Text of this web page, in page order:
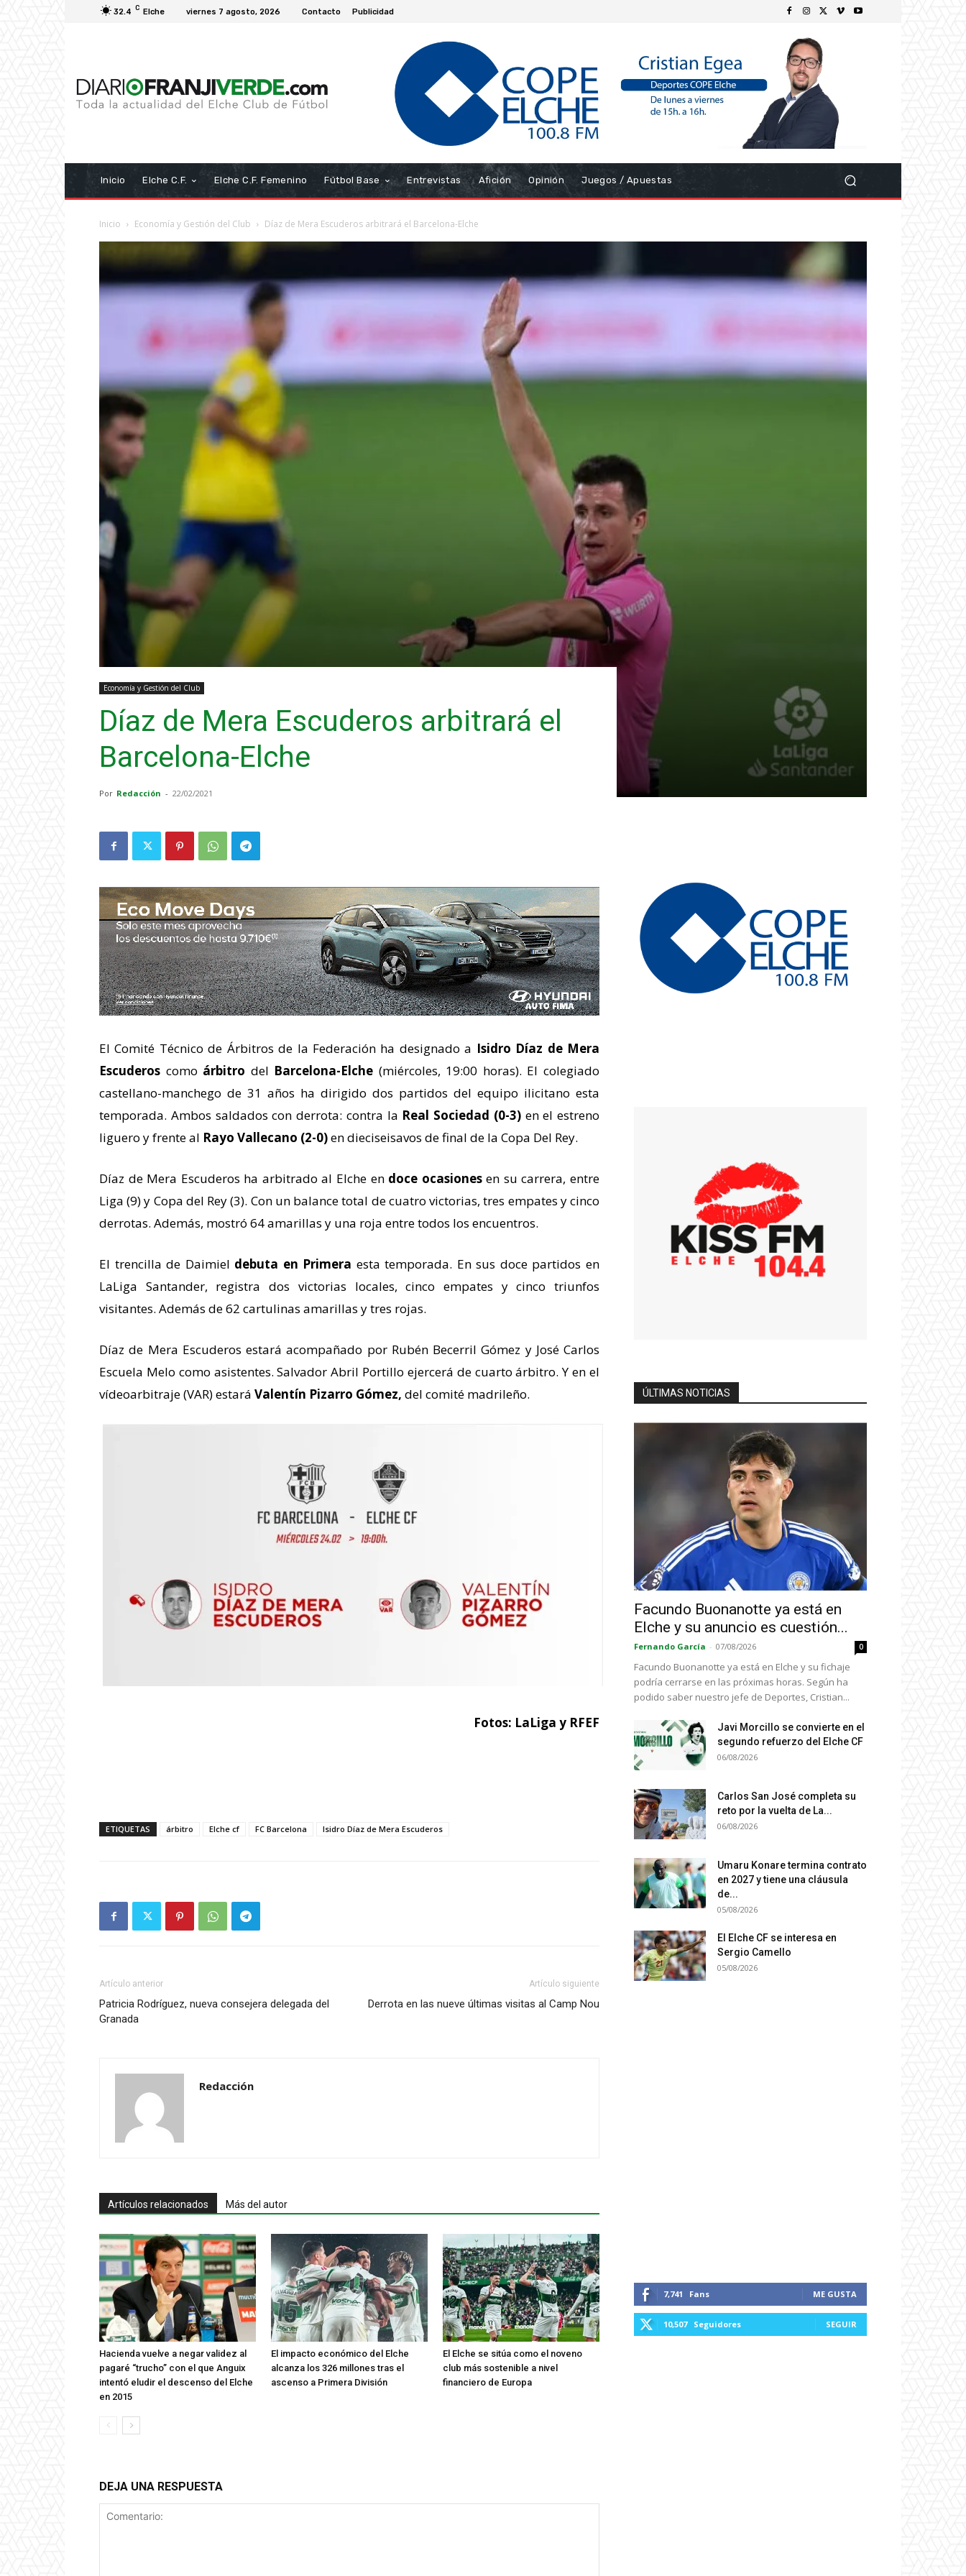
32.4 C Elche viernes 7 agosto, 2026 Contacto Publicidad
Inicio Elche C.F. Elche C.F. Femenino Fútbol Base Entrevistas Afición Opinión Juegos / Apuestas
Inicio Economía y Gestión del Club Díaz de Mera Escuderos arbitrará el Barcelona-Elche
Economía y Gestión del Club
Díaz de Mera Escuderos arbitrará el
Barcelona-Elche
Por Redacción - 22/02/2021
El Comité Técnico de Árbitros de la Federación ha designado a Isidro Díaz de Mera
Escuderos como árbitro del Barcelona-Elche (miércoles, 19:00 horas). El colegiado
castellano-manchego de 31 años ha dirigido dos partidos del equipo ilicitano esta
temporada. Ambos saldados con derrota: contra la Real Sociedad (0-3)en el estreno
liguero y frente al Rayo Vallecano (2-0)en dieciseisavos de final de la Copa Del Rey.
Díaz de Mera Escuderos ha arbitrado al Elche en doce ocasionesen su carrera, entre
Liga (9) y Copa del Rey (3). Con un balance total de cuatro victorias, tres empates y cinco
derrotas. Además, mostró 64 amarillas y una roja entre todos los encuentros.
El trencilla de Daimiel debuta en Primera esta temporada. En sus doce partidos en
LaLiga Santander, registra dos victorias locales, cinco empates y cinco triunfos
visitantes. Además de 62 cartulinas amarillas y tres rojas.
Díaz de Mera Escuderos estará acompañado por Rubén Becerril Gómez y José Carlos
Escuela Melo como asistentes. Salvador Abril Portillo ejercerá de cuarto árbitro. Y en el
vídeoarbitraje (VAR) estará Valentín Pizarro Gómez, del comité madrileño.
Fotos: LaLiga y RFEF
ETIQUETAS árbitro Elche cf FC Barcelona Isidro Díaz de Mera Escuderos
Artículo anterior
Patricia Rodríguez, nueva consejera delegada del
Granada
Artículo siguiente
Derrota en las nueve últimas visitas al Camp Nou
Redacción
Artículos relacionados Más del autor
Hacienda vuelve a negar validez al
pagaré “trucho” con el que Anguix
intentó eludir el descenso del Elche
en 2015
El impacto económico del Elche
alcanza los 326 millones tras el
ascenso a Primera División
El Elche se sitúa como el noveno
club más sostenible a nivel
financiero de Europa
DEJA UNA RESPUESTA
ÚLTIMAS NOTICIAS
Facundo Buonanotte ya está en
Elche y su anuncio es cuestión...
Fernando García - 07/08/2026 0
Facundo Buonanotte ya está en Elche y su fichaje
podría cerrarse en las próximas horas. Según ha
podido saber nuestro jefe de Deportes, Cristian...
Javi Morcillo se convierte en el
segundo refuerzo del Elche CF
06/08/2026
Carlos San José completa su
reto por la vuelta de La...
06/08/2026
Umaru Konare termina contrato
en 2027 y tiene una cláusula
de...
05/08/2026
El Elche CF se interesa en
Sergio Camello
05/08/2026
7,741 Fans ME GUSTA
10,507 Seguidores SEGUIR